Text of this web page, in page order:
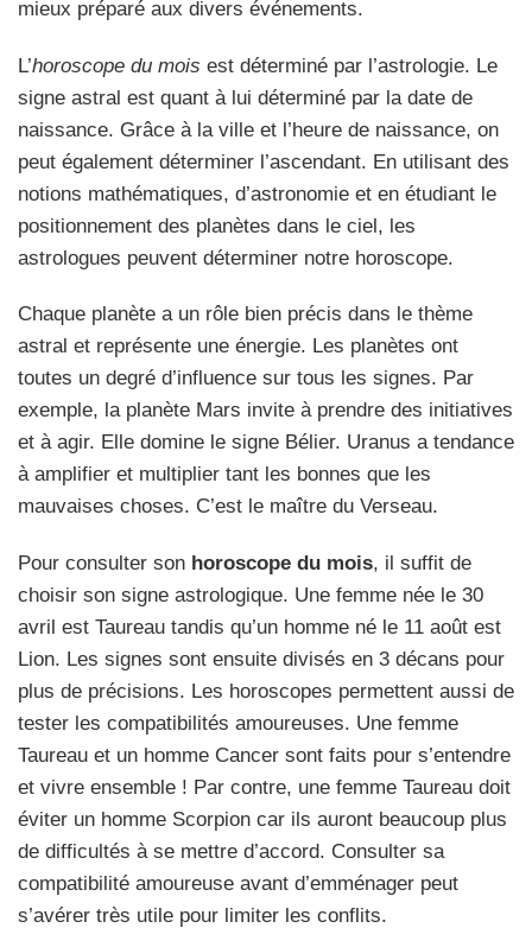
mieux préparé aux divers événements.
L’horoscope du mois est déterminé par l’astrologie. Le
signe astral est quant à lui déterminé par la date de
naissance. Grâce à la ville et l’heure de naissance, on
peut également déterminer l’ascendant. En utilisant des
notions mathématiques, d’astronomie et en étudiant le
positionnement des planètes dans le ciel, les
astrologues peuvent déterminer notre horoscope.
Chaque planète a un rôle bien précis dans le thème
astral et représente une énergie. Les planètes ont
toutes un degré d’influence sur tous les signes. Par
exemple, la planète Mars invite à prendre des initiatives
et à agir. Elle domine le signe Bélier. Uranus a tendance
à amplifier et multiplier tant les bonnes que les
mauvaises choses. C’est le maître du Verseau.
Pour consulter son horoscope du mois, il suffit de
choisir son signe astrologique. Une femme née le 30
avril est Taureau tandis qu’un homme né le 11 août est
Lion. Les signes sont ensuite divisés en 3 décans pour
plus de précisions. Les horoscopes permettent aussi de
tester les compatibilités amoureuses. Une femme
Taureau et un homme Cancer sont faits pour s’entendre
et vivre ensemble ! Par contre, une femme Taureau doit
éviter un homme Scorpion car ils auront beaucoup plus
de difficultés à se mettre d’accord. Consulter sa
compatibilité amoureuse avant d’emménager peut
s’avérer très utile pour limiter les conflits.